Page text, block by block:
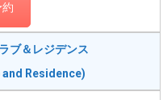
ブ＆レジデンス
Residence)